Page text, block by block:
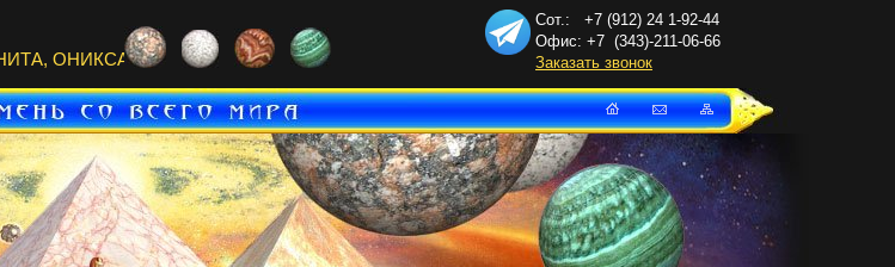
ОНИКСА
Сот.: +7 (912) 24 1-92-44
Офис: +7 (343)-211-06-66
Заказать звонок